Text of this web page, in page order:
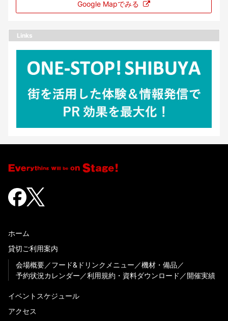
Google Mapでみる
Links
ホーム
貸切ご利用案内
会場概要
フード&ドリンクメニュー
機材・備品
予約状況カレンダー
利用規約・資料ダウンロード 開催実績
イベントスケジュール
アクセス